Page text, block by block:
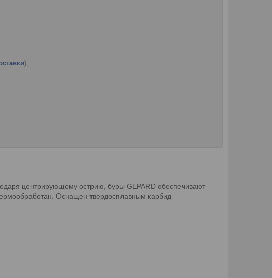
);
центрирующему острию, буры GEPARD обеспечивают
Оснащен твердосплавным карбид-